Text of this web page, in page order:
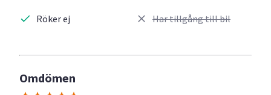
Röker ej Har tillgång till bil
Omdömen